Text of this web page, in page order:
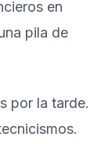
por la tarde.